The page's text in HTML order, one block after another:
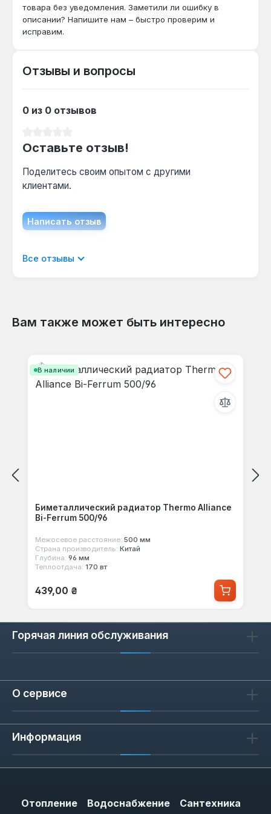
стандартному режиму работы котлов
(подача 90 °C, обратка 70 °C).
радиатора той же высоты?
против 10–16 бар у алюминия — это критично
гидроударами.
товара без уведомления. Заметили ли ошибку в
описании? Напишите нам – быстро проверим и
исправим.
Отзывы и вопросы
0 из 0 отзывов
Оставьте отзыв!
Поделитесь своим опытом с другими
клиентами.
Написать отзыв
Отображать отзывы только на текущем
Все отзывы
Вам также может быть интересно
В наличии
Биметаллический радиатор Thermo Alliance
Bi-Ferrum 500/96
Межосевое расстояние: 500 мм
Страна производитель: Китай
Глубина: 96 мм
Теплоотдача: 170 вт
Обычная цена:
439,00 ₴
Горячая линия обслуживания
О сервисе
Информация
Отопление Водоснабжение Сантехника